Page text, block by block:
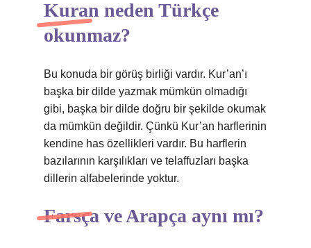
Kuran neden Türkçe
okunmaz?
Bu konuda bir görüş birliği vardır. Kur’an’ı
başka bir dilde yazmak mümkün olmadığı
gibi, başka bir dilde doğru bir şekilde okumak
da mümkün değildir. Çünkü Kur’an harflerinin
kendine has özellikleri vardır. Bu harflerin
bazılarının karşılıkları ve telaffuzları başka
dillerin alfabelerinde yoktur.
Farsça ve Arapça aynı mı?